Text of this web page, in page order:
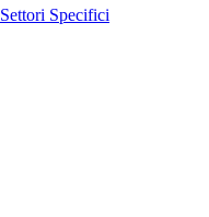
Settori Specifici